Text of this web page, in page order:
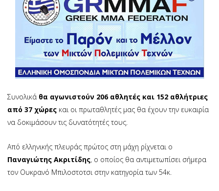
Συνολικά θα αγωνιστούν 206 αθλητές και 152 αθλήτριες
από 37 χώρες και οι πρωταθλητές μας θα έχουν την ευκαιρία
να δοκιμάσουν τις δυνατότητές τους.
Από ελληνικής πλευράς πρώτος στη μάχη ρίχνεται ο
Παναγιώτης Ακριτίδης, ο οποίος θα αντιμετωπίσει σήμερα
τον Ουκρανό Μπιλοστοτσι στην κατηγορία των 54κ.